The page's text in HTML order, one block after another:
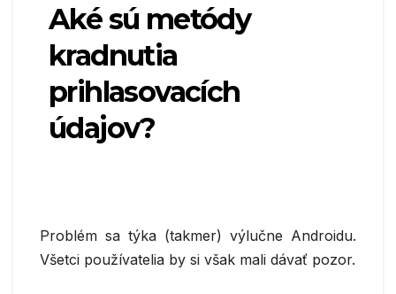
Aké sú metódy
kradnutia
prihlasovacích
údajov?
Problém sa týka (takmer) výlučne Androidu.
Všetci používatelia by si však mali dávať pozor.